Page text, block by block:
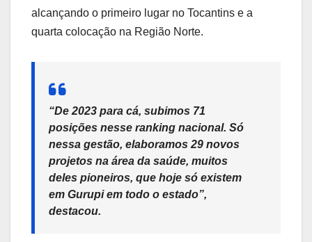
alcançando o primeiro lugar no Tocantins e a
quarta colocação na Região Norte.
“De 2023 para cá, subimos 71
posições nesse ranking nacional. Só
nessa gestão, elaboramos 29 novos
projetos na área da saúde, muitos
deles pioneiros, que hoje só existem
em Gurupi em todo o estado”,
destacou.